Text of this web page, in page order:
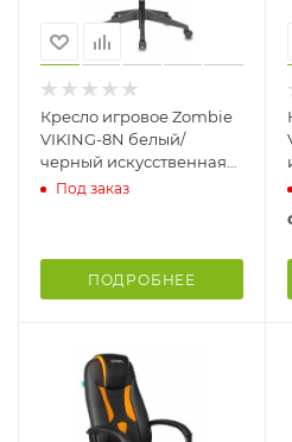
Кресло игровое Zombie
VIKING-8N белый/
черный искусственная
кожа крестовина
Под заказ
ПОДРОБНЕЕ